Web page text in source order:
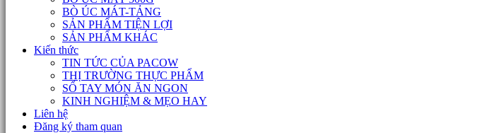
BÒ ÚC MÁT-TẢNG
SẢN PHẨM TIỆN LỢI
SẢN PHẨM KHÁC
Kiến thức
TIN TỨC CỦA PACOW
THỊ TRƯỜNG THỰC PHẨM
SỔ TAY MÓN ĂN NGON
KINH NGHIỆM & MẸO HAY
Liên hệ
Đăng ký tham quan